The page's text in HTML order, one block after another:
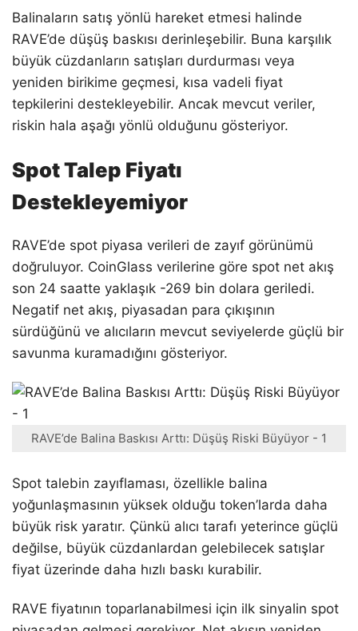
Balinaların satış yönlü hareket etmesi halinde
RAVE’de düşüş baskısı derinleşebilir. Buna karşılık
büyük cüzdanların satışları durdurması veya
yeniden birikime geçmesi, kısa vadeli fiyat
tepkilerini destekleyebilir. Ancak mevcut veriler,
riskin hala aşağı yönlü olduğunu gösteriyor.
Spot Talep Fiyatı
Destekleyemiyor
RAVE’de spot piyasa verileri de zayıf görünümü
doğruluyor. CoinGlass verilerine göre spot net akış
son 24 saatte yaklaşık -269 bin dolara geriledi.
Negatif net akış, piyasadan para çıkışının
sürdüğünü ve alıcıların mevcut seviyelerde güçlü bir
savunma kuramadığını gösteriyor.
RAVE’de Balina Baskısı Arttı: Düşüş Riski Büyüyor - 1
Spot talebin zayıflaması, özellikle balina
yoğunlaşmasının yüksek olduğu token’larda daha
büyük risk yaratır. Çünkü alıcı tarafı yeterince güçlü
değilse, büyük cüzdanlardan gelebilecek satışlar
fiyat üzerinde daha hızlı baskı kurabilir.
RAVE fiyatının toparlanabilmesi için ilk sinyalin spot